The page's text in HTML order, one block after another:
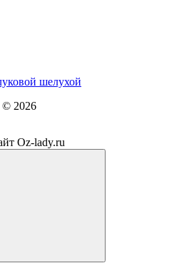
шелухой
© 2026
Oz-lady.ru